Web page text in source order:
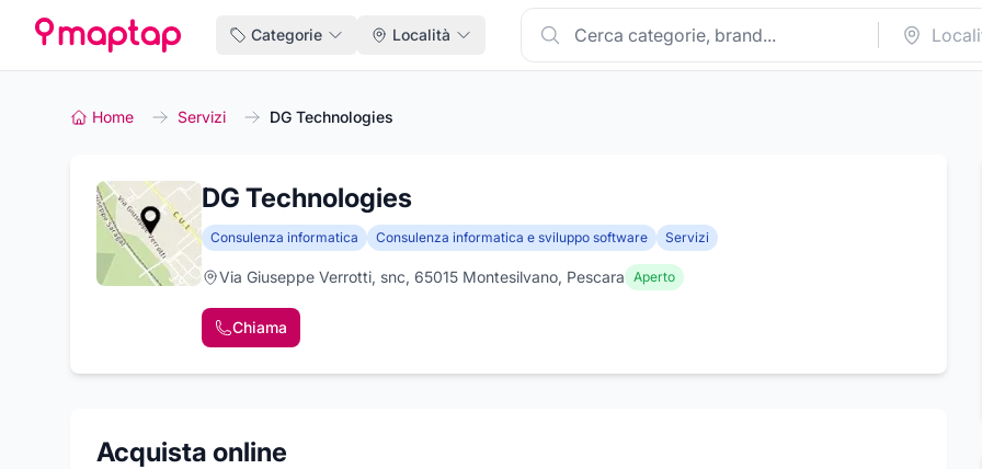
Categorie Località
Home Servizi DG Technologies
DG Technologies
Consulenza informatica Consulenza informatica e sviluppo software Servizi
Via Giuseppe Verrotti, snc, 65015 Montesilvano, Pescara Aperto
Chiama
Acquista online